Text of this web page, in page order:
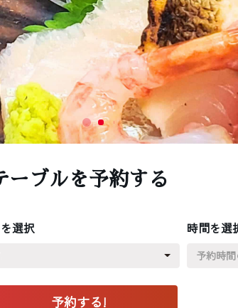
ーブルを予約する
選択 時間を選
予約時